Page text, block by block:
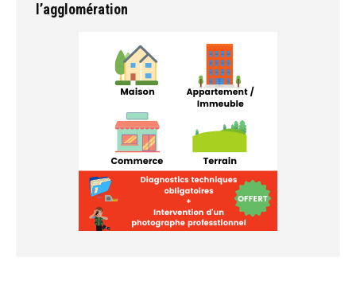
l’agglomération